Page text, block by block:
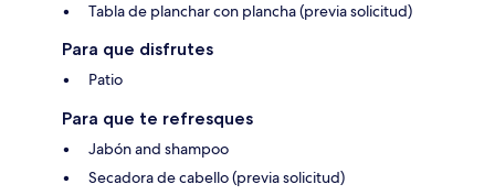
Tabla de planchar con plancha (previa solicitud)
Para que disfrutes
Patio
Para que te refresques
Jabón and shampoo
Secadora de cabello (previa solicitud)